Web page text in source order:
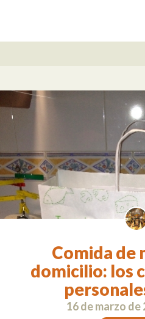
Comida de
domicilio: los
16 de marzo de